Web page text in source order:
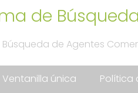
de
de Agentes
Ventanilla única Política